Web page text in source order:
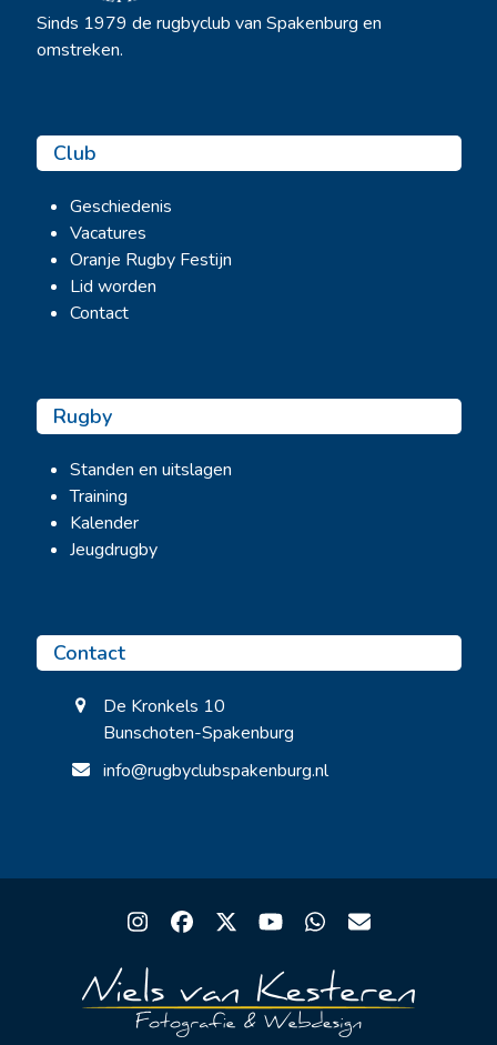
Sinds 1979 de rugbyclub van Spakenburg en
omstreken.
Club
Geschiedenis
Vacatures
Oranje Rugby Festijn
Lid worden
Contact
Rugby
Standen en uitslagen
Training
Kalender
Jeugdrugby
Contact
De Kronkels 10
Bunschoten-Spakenburg
info@rugbyclubspakenburg.nl
Instagram
Facebook
TwitterYouTubeWhatsapp
Email